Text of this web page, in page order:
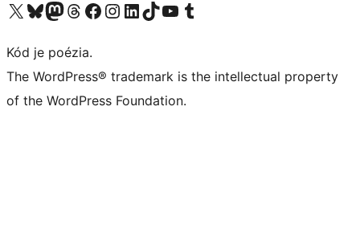
Navštívte náš účet na X (predtým Twitter)
Navštívte náš účet na platforme Bluesky
Navštívte náš účet na Mastodone
Navštívte náš účet na platforme Threads
Navštívte našu stránku na Facebooku
Navštívte náš účet Instagram
Navštívte náš účet LinkedIn
Navštívte náš účet na platforme TikTok
Navštívte náš kanál YouTube
Navštívte náš účet na platforme Tumblr
Kód je poézia.
The WordPress® trademark is the intellectual property
of the WordPress Foundation.